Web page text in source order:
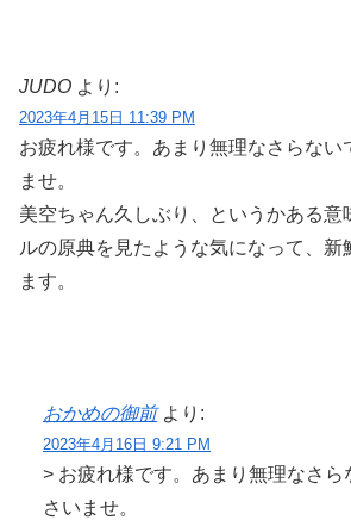
JUDO より:
2023年4月15日 11:39 PM
お疲れ様です。あまり無理なさらない
ませ。
美空ちゃん久しぶり、というかある意
ルの原典を見たような気になって、新
ます。
おかめの御前 より:
2023年4月16日 9:21 PM
> お疲れ様です。あまり無理なさら
さいませ。